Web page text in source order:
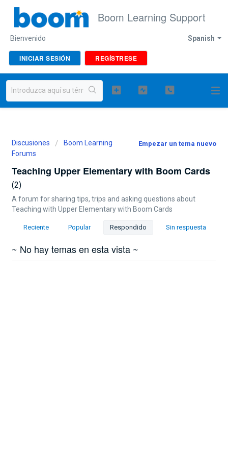
Boom Learning Support
Spanish
Bienvenido
INICIAR SESIÓN REGÍSTRESE
Empezar un tema nuevo
Discusiones
Boom Learning
Forums
Teaching Upper Elementary with Boom Cards
2
A forum for sharing tips, trips and asking questions about
Teaching with Upper Elementary with Boom Cards
Reciente Popular Respondido Sin respuesta
~ No hay temas en esta vista ~